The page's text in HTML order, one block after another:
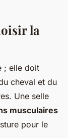
la
; elle doit
cheval et du
Une selle
musculaires
pour le